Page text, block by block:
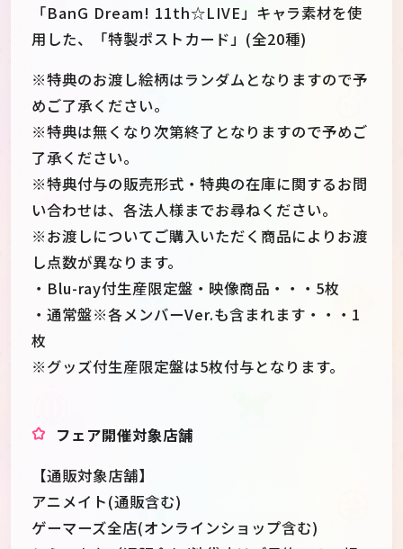
「BanG Dream! 11th☆LIVE」キャラ素材を使
用した、「特製ポストカード」(全20種)
※特典のお渡し絵柄はランダムとなりますので予
めご了承ください。
※特典は無くなり次第終了となりますので予めご
了承ください。
※特典付与の販売形式・特典の在庫に関するお問
い合わせは、各法人様までお尋ねください。
※お渡しについてご購入いただく商品によりお渡
し点数が異なります。
・Blu-ray付生産限定盤・映像商品・・・5枚
・通常盤※各メンバーVer.も含まれます・・・1
枚
※グッズ付生産限定盤は5枚付与となります。
フェア開催対象店舗
【通販対象店舗】
アニメイト(通販含む)
ゲーマーズ全店(オンラインショップ含む)